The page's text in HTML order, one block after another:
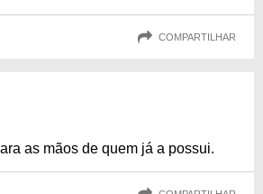
COMPARTILHAR
as mãos de quem já a possui.